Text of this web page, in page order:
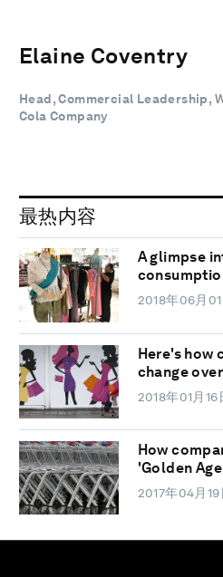
Elaine Coventry
Head, Commercial Leadership,
Cola Company
最热内容
A glimpse
2018年06月01
Here's how
change
2018年01月16
How
'Golden
2017年04月19